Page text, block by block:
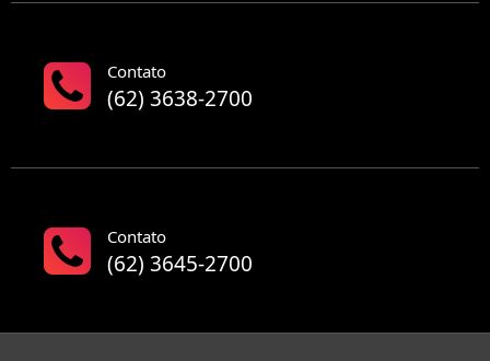
Contato
(62) 3638-2700
Contato
(62) 3645-2700